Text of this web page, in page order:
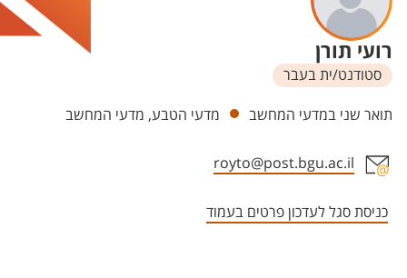
רועי תורן
סטודנט/ית בעבר
יחידות
תואר שני במדעי המחשב מדעי הטבע, מדעי המחשב
royto@post.bgu.ac.il
כניסת סגל לעדכון פרטים בעמוד